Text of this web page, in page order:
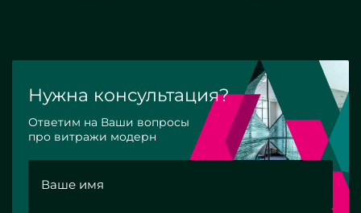
Нужна консультация?
Ответим на Ваши вопросы
про витражи модерн